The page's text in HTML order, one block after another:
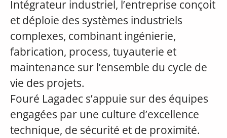
Intégrateur industriel, l’entreprise conçoit
et déploie des systèmes industriels
complexes, combinant ingénierie,
fabrication, process, tuyauterie et
maintenance sur l’ensemble du cycle de
vie des projets.
Fouré Lagadec s’appuie sur des équipes
engagées par une culture d’excellence
technique, de sécurité et de proximité.